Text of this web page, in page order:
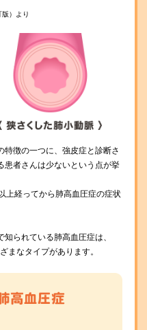
）より
徴の一つに、強皮症と診断さ
患者さんは少ないという点が挙
上経ってから肺高血圧症の症状
られている肺高血圧症は、
まなタイプがあります。